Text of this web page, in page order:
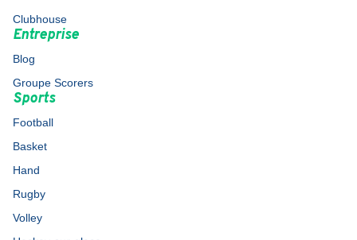
Clubhouse
Entreprise
Blog
Groupe Scorers
Sports
Football
Basket
Hand
Rugby
Volley